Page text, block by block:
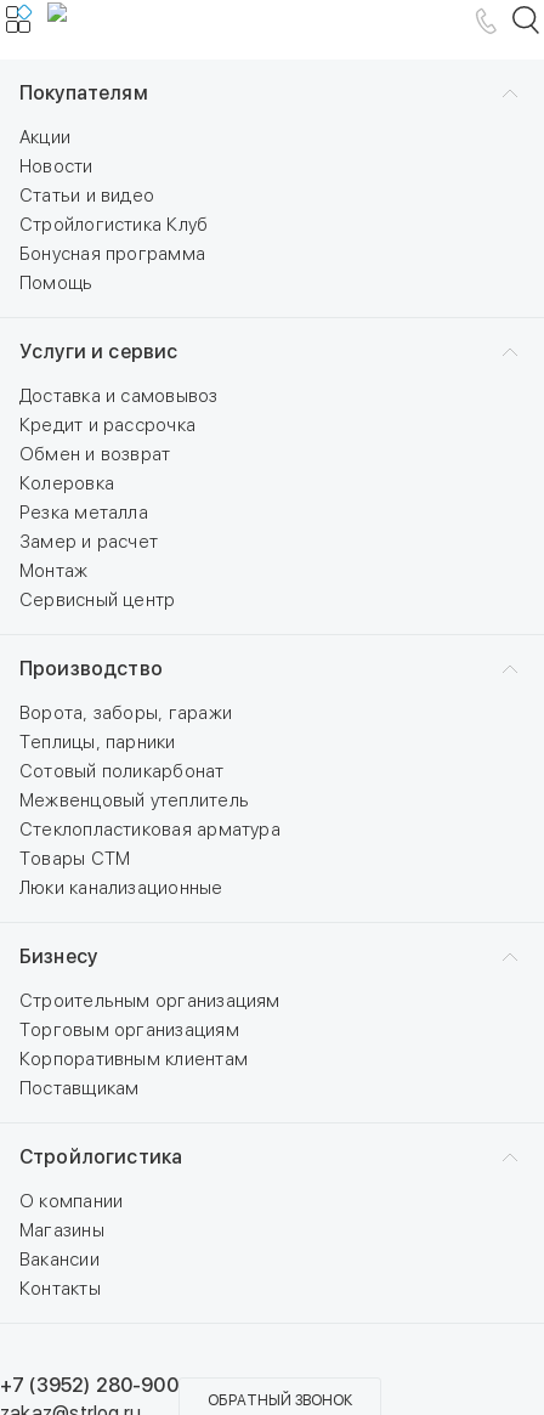
Покупателям
Акции
Новости
Статьи и видео
Стройлогистика Клуб
Бонусная программа
Помощь
Услуги и сервис
Доставка и самовывоз
Кредит и рассрочка
Обмен и возврат
Колеровка
Резка металла
Замер и расчет
Монтаж
Сервисный центр
Производство
Ворота, заборы, гаражи
Теплицы, парники
Сотовый поликарбонат
Межвенцовый утеплитель
Стеклопластиковая арматура
Товары СТМ
Люки канализационные
Бизнесу
Строительным организациям
Торговым организациям
Корпоративным клиентам
Поставщикам
Стройлогистика
О компании
Магазины
Вакансии
Контакты
+7 (3952) 280-900
ОБРАТНЫЙ ЗВОНОК